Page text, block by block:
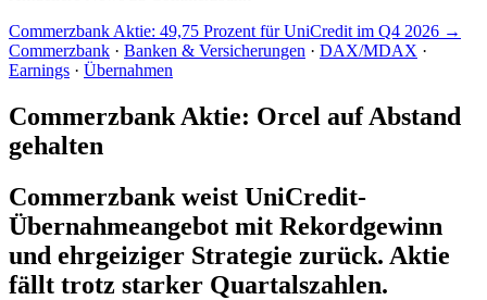
Commerzbank Aktie: 49,75 Prozent für UniCredit im Q4 2026 →
Commerzbank · Banken & Versicherungen · DAX/MDAX ·
Earnings · Übernahmen
Commerzbank Aktie: Orcel auf Abstand
gehalten
Commerzbank weist UniCredit-
Übernahmeangebot mit Rekordgewinn
und ehrgeiziger Strategie zurück. Aktie
fällt trotz starker Quartalszahlen.